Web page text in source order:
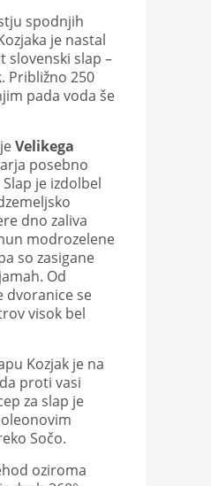
spodnjih
je nastal
slovenski slap –
. Približno 250
pada voda še
Velikega
posebno
je izdolbel
dno zaliva
modrozelene
so zasigane
Od
dvoranice se
visok bel
Kozjak je na
proti vasi
za slap je
Sočo.
oziroma